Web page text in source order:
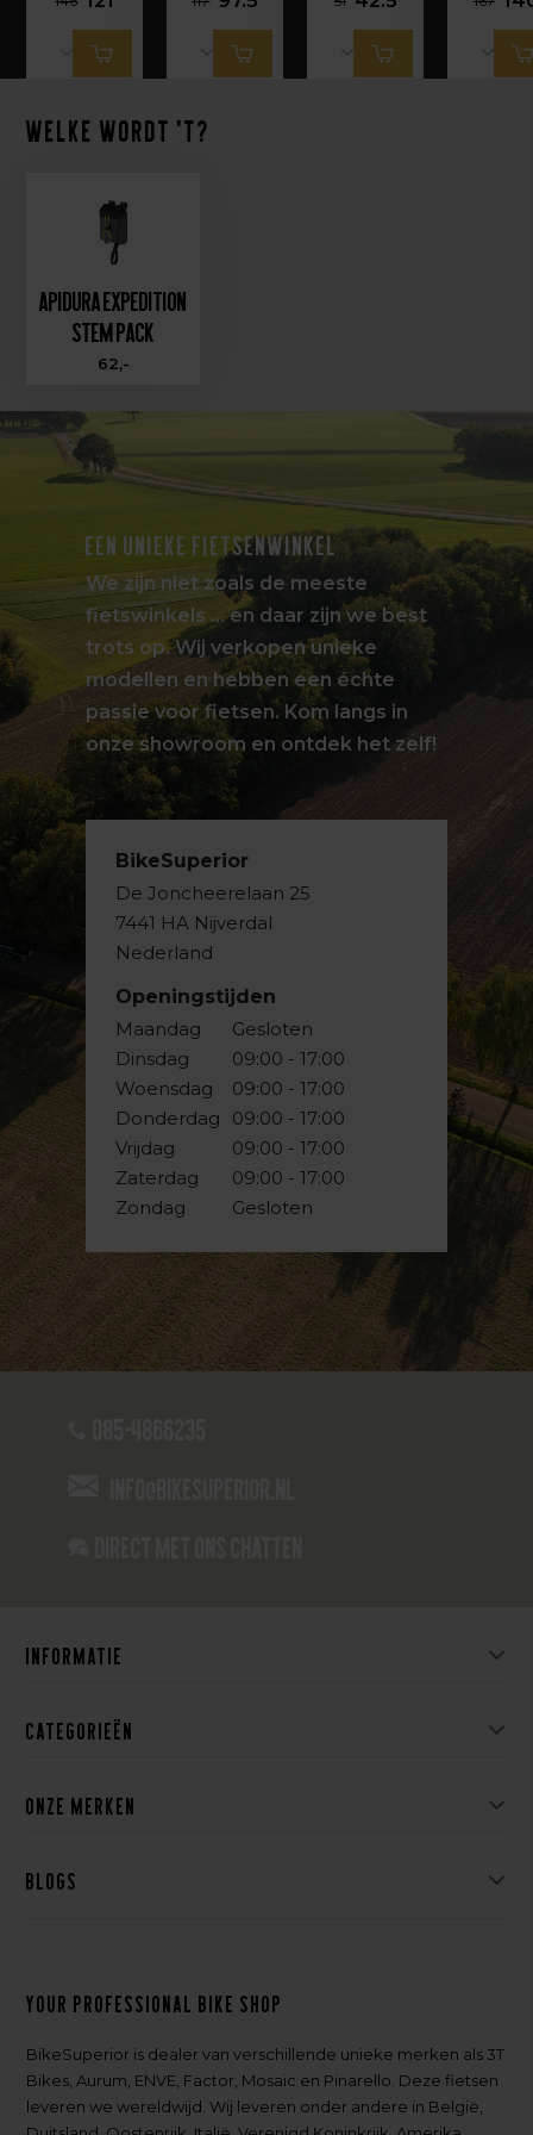
Welke wordt 't?
Apidura Expedition
Stem Pack
62,-
EEN UNIEKE FIETSENWINKEL
We zijn niet zoals de meeste
fietswinkels … en daar zijn we best
trots op. Wij verkopen unieke
modellen en hebben een échte
passie voor fietsen. Kom langs in
onze showroom en ontdek het zelf!
BikeSuperior
De Joncheerelaan 25
7441 HA Nijverdal
Nederland
Openingstijden
Maandag
Dinsdag
Woensdag
Donderdag
Vrijdag
Zaterdag
Zondag
Gesloten
09:00 - 17:00
09:00 - 17:00
09:00 - 17:00
09:00 - 17:00
09:00 - 17:00
Gesloten
Informatie
Categorieën
Onze merken
Blogs
Your professional bike shop
BikeSuperior is dealer van verschillende unieke merken als 3T
Bikes, Aurum, ENVE, Factor, Mosaic en Pinarello. Deze fietsen
leveren we wereldwijd. Wij leveren onder andere in België,